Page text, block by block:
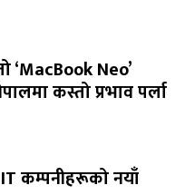
‘MacBook Neo’
कस्तो प्रभाव पर्ला
कम्पनीहरूको नयाँ